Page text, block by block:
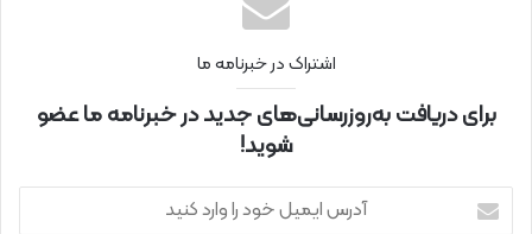
اشتراک در خبرنامه ما
برای دریافت به‌روزرسانی‌های جدید در خبرنامه ما عضو
شوید!